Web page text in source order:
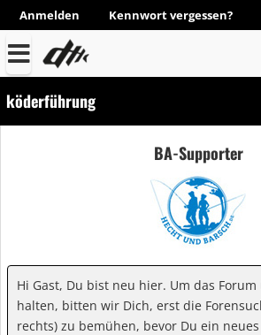
Anmelden Kennwort vergessen?
köderführung
BA-Supporter
Hi Gast, Du bist neu hier. Um das
halten, bitten wir Dich, erst die
rechts) zu bemühen, bevor Du ein